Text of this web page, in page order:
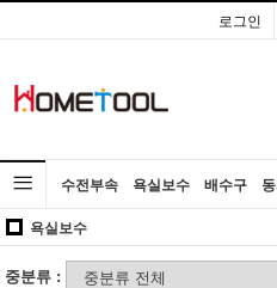
로그인
수전부속 욕실보수 배수구
공구욕실보수
중분류 :